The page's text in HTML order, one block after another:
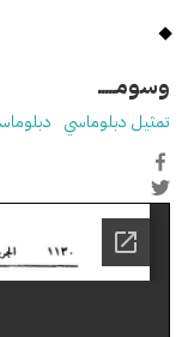
وسومـــــ
تمثيل دبلوماسي